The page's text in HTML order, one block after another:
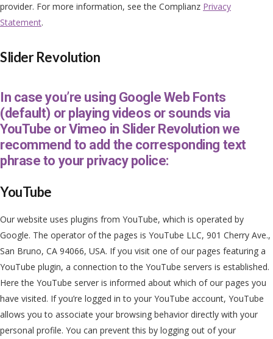
provider. For more information, see the Complianz Privacy
Statement.
Slider Revolution
In case you’re using Google Web Fonts
(default) or playing videos or sounds via
YouTube or Vimeo in Slider Revolution we
recommend to add the corresponding text
phrase to your privacy police:
YouTube
Our website uses plugins from YouTube, which is operated by
Google. The operator of the pages is YouTube LLC, 901 Cherry Ave.,
San Bruno, CA 94066, USA. If you visit one of our pages featuring a
YouTube plugin, a connection to the YouTube servers is established.
Here the YouTube server is informed about which of our pages you
have visited. If you’re logged in to your YouTube account, YouTube
allows you to associate your browsing behavior directly with your
personal profile. You can prevent this by logging out of your